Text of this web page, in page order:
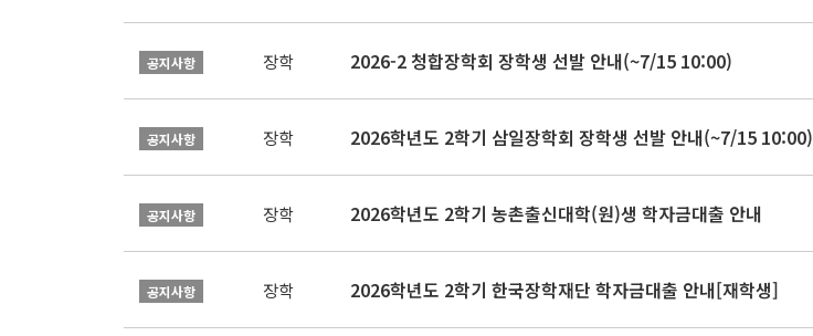
공지사항 장학 2026-2 청합장학회 장학생 선발 안내(~7/15 10:00)
공지사항 장학 2026학년도 2학기 삼일장학회 장학생 선발 안내(~7/15 10:00)
공지사항 장학 2026학년도 2학기 농촌출신대학(원)생 학자금대출 안내
공지사항 장학 2026학년도 2학기 한국장학재단 학자금대출 안내[재학생]